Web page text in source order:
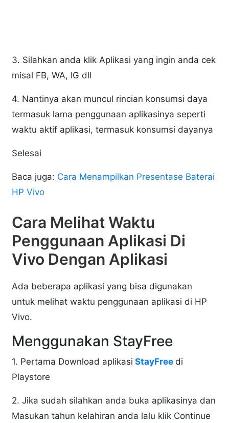
3. Silahkan anda klik Aplikasi yang ingin anda cek
misal FB, WA, IG dll
4. Nantinya akan muncul rincian konsumsi daya
termasuk lama penggunaan aplikasinya seperti
waktu aktif aplikasi, termasuk konsumsi dayanya
Selesai
Baca juga: Cara Menampilkan Presentase Baterai
HP Vivo
Cara Melihat Waktu
Penggunaan Aplikasi Di
Vivo Dengan Aplikasi
Ada beberapa aplikasi yang bisa digunakan
untuk melihat waktu penggunaan aplikasi di HP
Vivo.
Menggunakan StayFree
1. Pertama Download aplikasi StayFree di
Playstore
2. Jika sudah silahkan anda buka aplikasinya dan
Masukan tahun kelahiran anda lalu klik Continue